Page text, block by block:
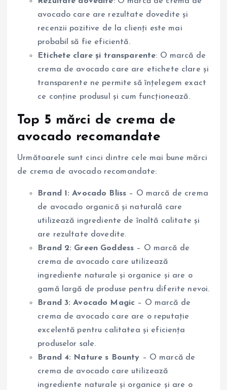
avocado care are rezultate dovedite și
recenzii pozitive de la clienți este mai
probabil să fie eficientă.
Etichete clare și transparente: O marcă de
crema de avocado care are etichete clare și
transparente ne permite să înțelegem exact
ce conține produsul și cum funcționează.
Top 5 mărci de crema de
avocado recomandate
Următoarele sunt cinci dintre cele mai bune mărci
de crema de avocado recomandate:
Brand 1: Avocado Bliss – O marcă de crema
de avocado organică și naturală care
utilizează ingrediente de înaltă calitate și
are rezultate dovedite.
Brand 2: Green Goddess – O marcă de
crema de avocado care utilizează
ingrediente naturale și organice și are o
gamă largă de produse pentru diferite nevoi.
Brand 3: Avocado Magic – O marcă de
crema de avocado care are o reputație
excelentă pentru calitatea și eficiența
produselor sale.
Brand 4: Nature s Bounty – O marcă de
crema de avocado care utilizează
ingrediente naturale și organice și are o